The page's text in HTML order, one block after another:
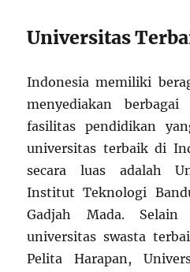
Universitas
Indonesia memiliki
menyediakan
fasilitas pendidikan
universitas terbaik di
secara luas adalah
Institut Teknologi
Gadjah Mada.
universitas swasta
Pelita Harapan,